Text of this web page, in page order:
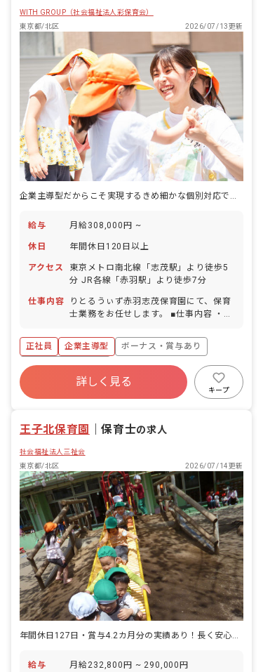
WITH GROUP（社会福祉法人彩保育会）
東京都/北区
2026/07/13更新
企業主導型だからこそ実現するきめ細かな個別対応で、子どもの『やりたい』を引き出す
給与 月給308,000円 ~
休日 年間休日120日以上
アクセス
東京メトロ南北線「志茂駅」より徒歩5
分 JR各線「赤羽駅」より徒歩7分
仕事内容
りとるうぃず赤羽志茂保育園にて、保育
士業務をお任せします。 ■仕事内容 ・保
社後は研修だけではなく、新人さん向け
のメンター制度も整えています。取り組
みの1つとして、園長先生のほかに「エ
リア園長」が各園を定期的に巡回してい
ます。カウンセラーの様な立場として、
す！
正社員 企業主導型
ボーナス・賞与あり
年間休日120日以上
寮・住宅・家賃補助あり
社会保険完備
残業少なめ
詳しく見る
キープ
王子北保育園 ｜保育士の求人
社会福祉法人三祉会
東京都/北区
2026/07/14更新
年間休日127日・賞与4.2カ月分の実績あり！長く安心して働ける保育園
給与 月給232,800円 ~ 290,000円